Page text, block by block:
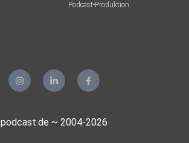
Podcast-Produktion
podcast.de ~ 2004-2026